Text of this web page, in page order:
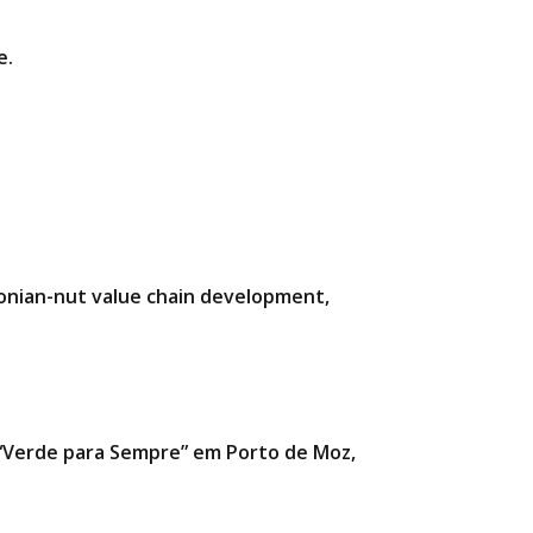
nut value chain development,
para Sempre” em Porto de Moz,